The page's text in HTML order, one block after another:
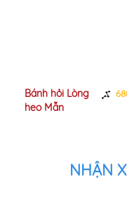
Bánh hỏi Lòng
heo Mẫn
NHẬN